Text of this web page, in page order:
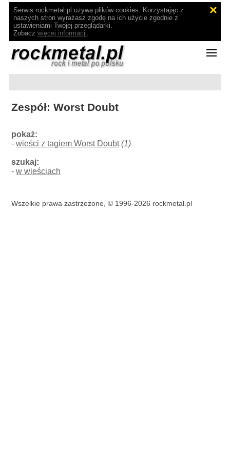
Serwis rockmetal.pl używa plików cookies. Korzystając z
naszych stron wyrażasz zgodę na ich użycie zgodnie z
ustawieniami Twojej przeglądarki.
Zobacz więcej informacji.
Zespół: Worst Doubt
pokaż:
-wieści z tagiem Worst Doubt (1)
szukaj:
-w wieściach
Wszelkie prawa zastrzeżone, © 1996-2026 rockmetal.pl